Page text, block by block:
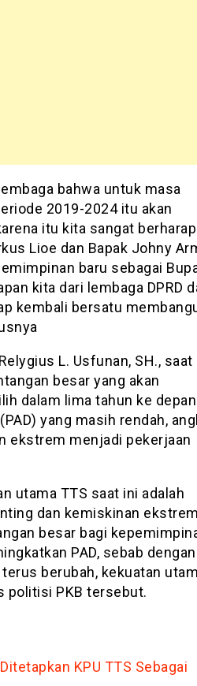
bahwa untuk masa
2019-2024 itu akan
itu kita sangat berharap
Lioe dan Bapak Johny
baru sebagai
kita dari lembaga DPRD
kembali bersatu
L. Usfunan, SH., saat
besar yang akan
dalam lima tahun ke
yang masih rendah,
ekstrem menjadi pekerjaan
utama TTS saat ini adalah
dan kemiskinan ekstrem
besar bagi
PAD, sebab dengan
berubah, kekuatan
politisi PKB tersebut.
KPU TTS Sebagai